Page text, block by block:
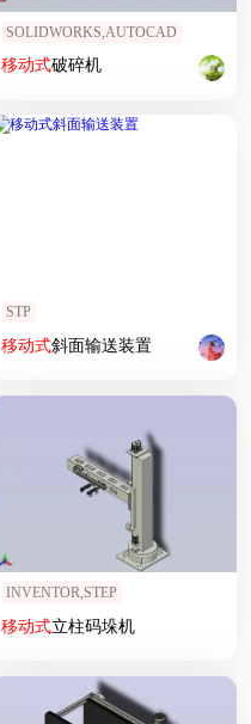
SOLIDWORKS,AUTOCAD
移动式破碎机
STP
移动式斜面输送装置
INVENTOR,STEP
移动式立柱码垛机